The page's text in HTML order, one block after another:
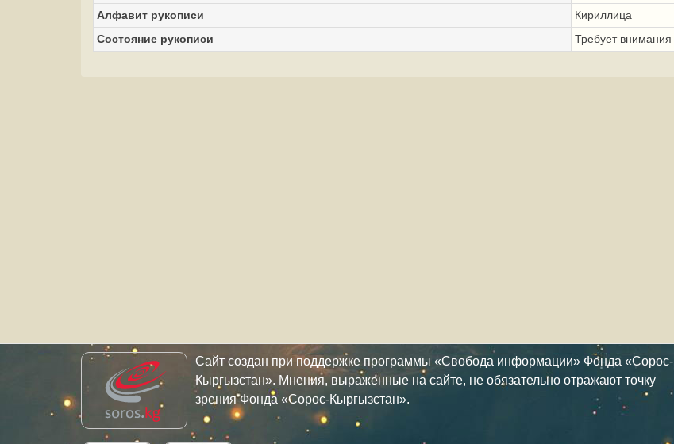
Алфавит рукописи
Кириллица
Состояние рукописи
Требует внимания
Сайт создан при поддержке программы «Свобода информации» Фонда «Сорос-
Кыргызстан». Мнения, выраженные на сайте, не обязательно отражают точку
зрения Фонда «Сорос-Кыргызстан».